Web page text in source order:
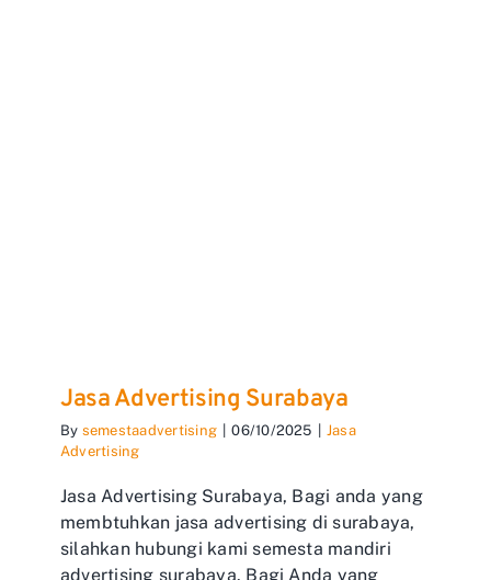
Jasa Advertising Surabaya
By semestaadvertising 06/10/2025
Jasa
Advertising
Jasa Advertising Surabaya, Bagi anda yang
membtuhkan jasa advertising di surabaya,
silahkan hubungi kami semesta mandiri
advertising surabaya. Bagi Anda yang